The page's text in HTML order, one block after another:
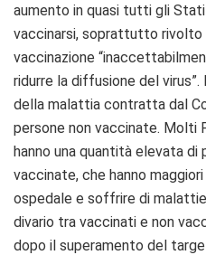
aumento in quasi tutti gli Stati
vaccinarsi, soprattutto
vaccinazione
ridurre la diffusione del
della malattia contratta dal
persone non vaccinate. Molti
hanno una quantità elevata di
vaccinate, che hanno
ospedale e soffrire di
divario tra vaccinati e non
dopo il superamento del